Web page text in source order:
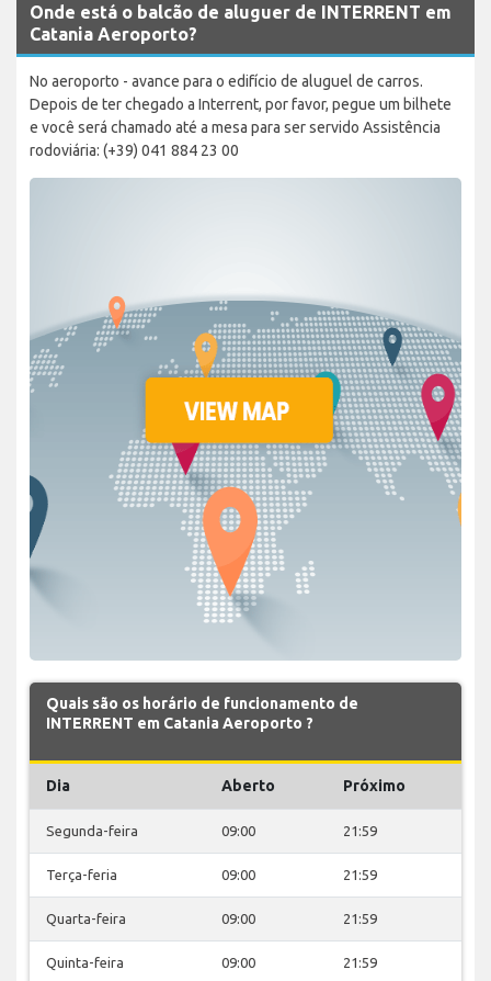
Onde está o balcão de aluguer de INTERRENT em
Catania Aeroporto?
No aeroporto - avance para o edifício de aluguel de carros.
Depois de ter chegado a Interrent, por favor, pegue um bilhete
e você será chamado até a mesa para ser servido Assistência
rodoviária: (+39) 041 884 23 00
Quais são os horário de funcionamento de
INTERRENT em Catania Aeroporto ?
Dia Aberto Próximo
Segunda-feira 09:00 21:59
Terça-feria 09:00 21:59
Quarta-feira 09:00 21:59
Quinta-feira 09:00 21:59